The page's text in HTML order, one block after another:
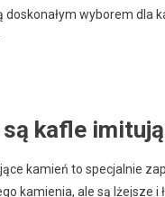
doskonałym wyborem dla
są kafle
kamień to specjalnie
kamienia, ale są lżejsze i